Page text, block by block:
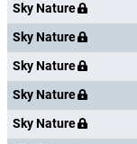
Sky Nature
Sky Nature
Sky Nature
Sky Nature
Sky Nature